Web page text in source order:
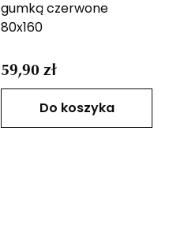
gumką czerwone
80x160
59,90 zł
Do koszyka